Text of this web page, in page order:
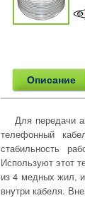
Описание
Для передачи
телефонный
стабильность
Используют этот
из 4 медных жил,
внутри кабеля.